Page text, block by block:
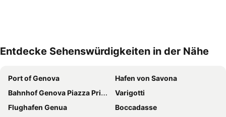
Entdecke Sehenswürdigkeiten in der Nähe
Port of Genova
Hafen von Savona
Bahnhof Genova Piazza Principe
Varigotti
Flughafen Genua
Boccadasse